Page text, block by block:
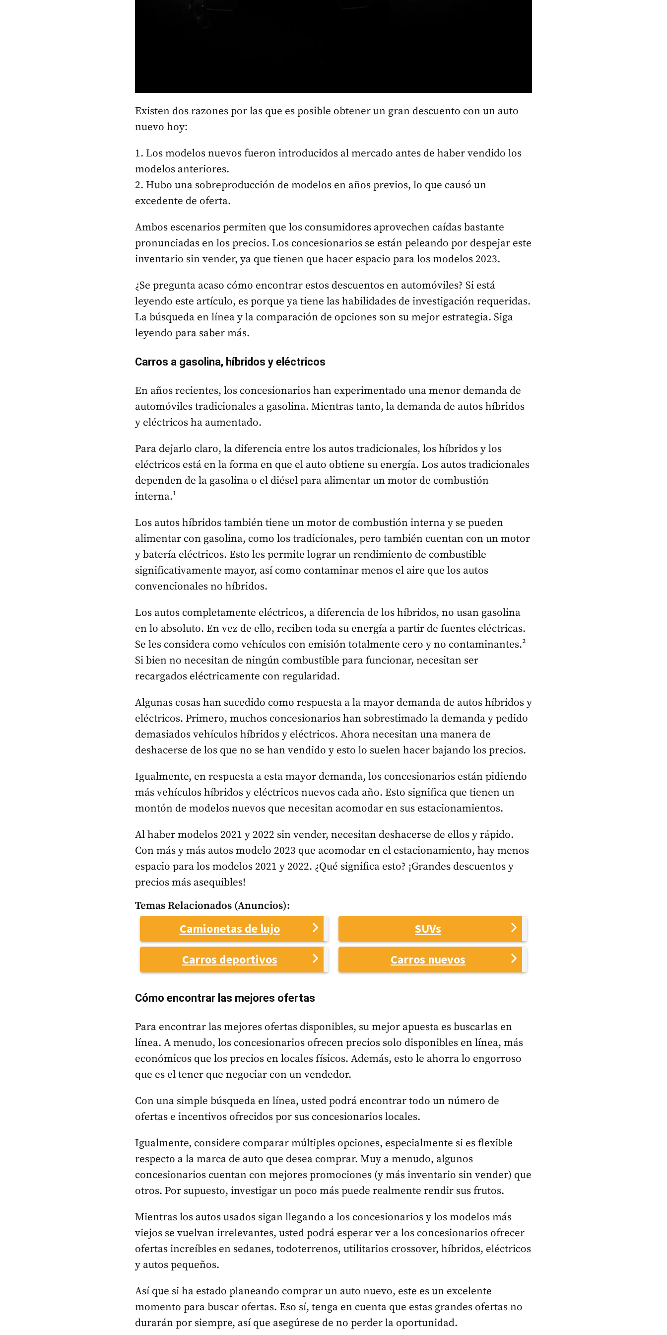
Existen dos razones por las que es posible obtener un gran descuento con un auto
nuevo hoy:
1. Los modelos nuevos fueron introducidos al mercado antes de haber vendido los
modelos anteriores.
2. Hubo una sobreproducción de modelos en años previos, lo que causó un
excedente de oferta.
Ambos escenarios permiten que los consumidores aprovechen caídas bastante
pronunciadas en los precios. Los concesionarios se están peleando por despejar este
inventario sin vender, ya que tienen que hacer espacio para los modelos 2023.
¿Se pregunta acaso cómo encontrar estos descuentos en automóviles? Si está
leyendo este artículo, es porque ya tiene las habilidades de investigación requeridas.
La búsqueda en línea y la comparación de opciones son su mejor estrategia. Siga
leyendo para saber más.
Carros a gasolina, híbridos y eléctricos
En años recientes, los concesionarios han experimentado una menor demanda de
automóviles tradicionales a gasolina. Mientras tanto, la demanda de autos híbridos
y eléctricos ha aumentado.
Para dejarlo claro, la diferencia entre los autos tradicionales, los híbridos y los
eléctricos está en la forma en que el auto obtiene su energía. Los autos tradicionales
dependen de la gasolina o el diésel para alimentar un motor de combustión
interna.¹
Los autos híbridos también tiene un motor de combustión interna y se pueden
alimentar con gasolina, como los tradicionales, pero también cuentan con un motor
y batería eléctricos. Esto les permite lograr un rendimiento de combustible
significativamente mayor, así como contaminar menos el aire que los autos
convencionales no híbridos.
Los autos completamente eléctricos, a diferencia de los híbridos, no usan gasolina
en lo absoluto. En vez de ello, reciben toda su energía a partir de fuentes eléctricas.
Se les considera como vehículos con emisión totalmente cero y no contaminantes.²
Si bien no necesitan de ningún combustible para funcionar, necesitan ser
recargados eléctricamente con regularidad.
Algunas cosas han sucedido como respuesta a la mayor demanda de autos híbridos y
eléctricos. Primero, muchos concesionarios han sobrestimado la demanda y pedido
demasiados vehículos híbridos y eléctricos. Ahora necesitan una manera de
deshacerse de los que no se han vendido y esto lo suelen hacer bajando los precios.
Igualmente, en respuesta a esta mayor demanda, los concesionarios están pidiendo
más vehículos híbridos y eléctricos nuevos cada año. Esto significa que tienen un
montón de modelos nuevos que necesitan acomodar en sus estacionamientos.
Al haber modelos 2021 y 2022 sin vender, necesitan deshacerse de ellos y rápido.
Con más y más autos modelo 2023 que acomodar en el estacionamiento, hay menos
espacio para los modelos 2021 y 2022. ¿Qué significa esto? ¡Grandes descuentos y
precios más asequibles!
Temas Relacionados (Anuncios):
Camionetas de lujo
SUVs
Carros deportivos
Carros nuevos
Cómo encontrar las mejores ofertas
Para encontrar las mejores ofertas disponibles, su mejor apuesta es buscarlas en
línea. A menudo, los concesionarios ofrecen precios solo disponibles en línea, más
económicos que los precios en locales físicos. Además, esto le ahorra lo engorroso
que es el tener que negociar con un vendedor.
Con una simple búsqueda en línea, usted podrá encontrar todo un número de
ofertas e incentivos ofrecidos por sus concesionarios locales.
Igualmente, considere comparar múltiples opciones, especialmente si es flexible
respecto a la marca de auto que desea comprar. Muy a menudo, algunos
concesionarios cuentan con mejores promociones (y más inventario sin vender) que
otros. Por supuesto, investigar un poco más puede realmente rendir sus frutos.
Mientras los autos usados sigan llegando a los concesionarios y los modelos más
viejos se vuelvan irrelevantes, usted podrá esperar ver a los concesionarios ofrecer
ofertas increíbles en sedanes, todoterrenos, utilitarios crossover, híbridos, eléctricos
y autos pequeños.
Así que si ha estado planeando comprar un auto nuevo, este es un excelente
momento para buscar ofertas. Eso sí, tenga en cuenta que estas grandes ofertas no
durarán por siempre, así que asegúrese de no perder la oportunidad.